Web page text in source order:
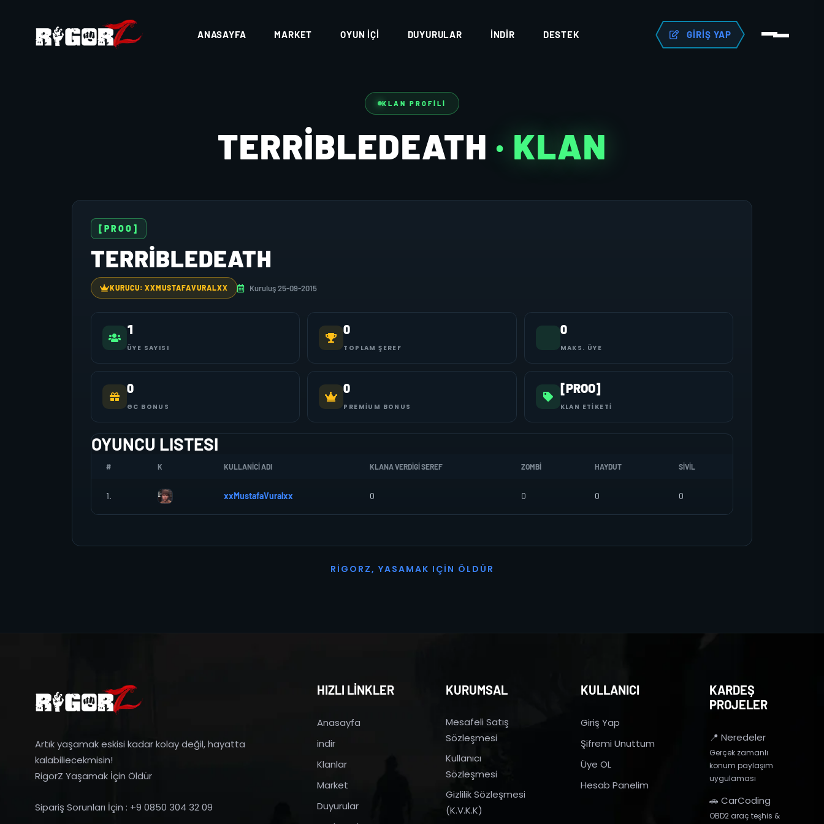
ANASAYFA MARKET OYUN İÇI DUYURULAR İNDIR DESTEK GIRIŞ YAP
KLAN PROFILI
TERRIBLEDEATH · KLAN
[PROO]
TERRIBLEDEATH
KURUCU: XXMUSTAFAVURALXX Kuruluş 25-09-2015
1
ÜYE SAYISI
0
TOPLAM ŞEREF
0
MAKS. ÜYE
0
GC BONUS
0
PREMIUM BONUS
[PROO]
KLAN ETIKETI
OYUNCU LISTESI
# K KULLANICI ADI KLANA VERDIGI SEREF ZOMBI HAYDUT SIVIL
1. xxMustafaVuralxx 0 0 0 0
R I G O R Z, YASAMAK I ÇI N Ö L D Ü R
Artık yaşamak eskisi kadar kolay değil, hayatta
kalabiliecekmisin!
RigorZ Yaşamak İçin Öldür
Sipariş Sorunları İçin : +9 0850 304 32 09
HIZLI LİNKLER
Anasayfa
indir
Klanlar
Market
Duyurular
KURUMSAL
Mesafeli Satış
Sözleşmesi
Kullanıcı
Sözleşmesi
Gizlilik Sözleşmesi
(K.V.K.K)
KULLANICI
Giriş Yap
Şifremi Unuttum
Üye OL
Hesab Panelim
KARDEŞ
PROJELER
📍 Neredeler
Gerçek zamanlı
konum paylaşım
uygulaması
🚗 CarCoding
OBD2 araç teşhis &